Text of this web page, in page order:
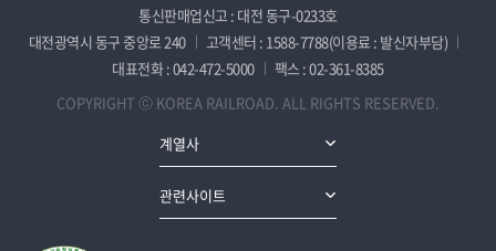
통신판매업신고 : 대전 동구-0233호
대전광역시 동구 중앙로 240
고객센터 : 1588-7788(이용료 : 발신자부담)
대표전화 : 042-472-5000
팩스 : 02-361-8385
COPYRIGHT ⓒ KOREA RAILROAD. ALL RIGHTS RESERVED.
계열사
관련사이트